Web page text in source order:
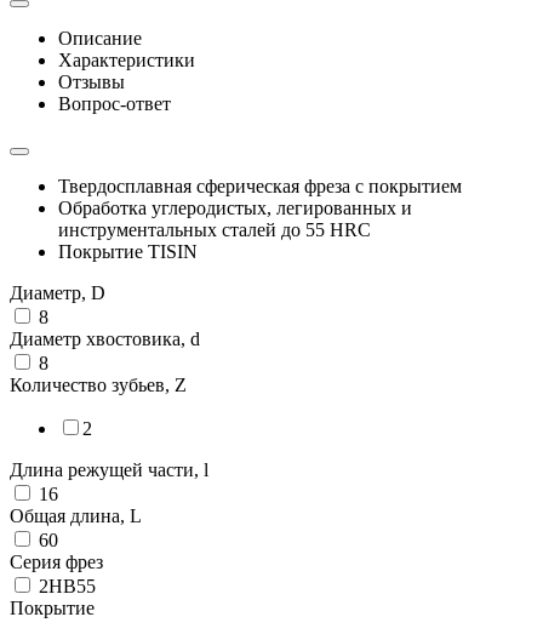
Описание
Характеристики
Отзывы
Вопрос-ответ
Твердосплавная сферическая фреза с покрытием
Обработка углеродистых, легированных и
инструментальных сталей до 55 HRC
Покрытие TISIN
Диаметр, D
8
Диаметр хвостовика, d
8
Количество зубьев, Z
2
Длина режущей части, l
16
Общая длина, L
60
Серия фрез
2HB55
Покрытие